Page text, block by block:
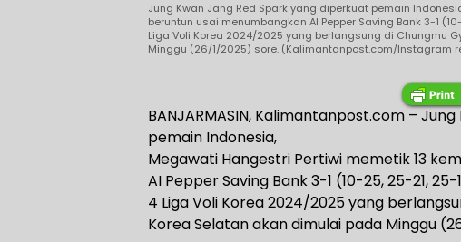
Jung Kwan Jang Red Spark yang diperkuat pemain
beruntun usai menumbangkan AI Pepper Saving Bank 3-1
Liga Voli Korea 2024/2025 yang berlangsung di Chungmu
Minggu (26/1/2025) sore. (Kalimantanpost.com/Instagram
BANJARMASIN, Kalimantanpost.com –
pemain Indonesia,
Megawati Hangestri Pertiwi memetik 13
AI Pepper Saving Bank 3-1 (10-25, 25-21,
4 Liga Voli Korea 2024/2025 yang
Korea Selatan akan dimulai pada Minggu